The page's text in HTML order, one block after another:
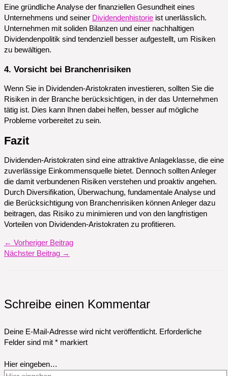
Eine gründliche Analyse der finanziellen Gesundheit eines
Unternehmens und seiner Dividendenhistorie ist unerlässlich.
Unternehmen mit soliden Bilanzen und einer nachhaltigen
Dividendenpolitik sind tendenziell besser aufgestellt, um Risiken
zu bewältigen.
4. Vorsicht bei Branchenrisiken
Wenn Sie in Dividenden-Aristokraten investieren, sollten Sie die
Risiken in der Branche berücksichtigen, in der das Unternehmen
tätig ist. Dies kann Ihnen dabei helfen, besser auf mögliche
Probleme vorbereitet zu sein.
Fazit
Dividenden-Aristokraten sind eine attraktive Anlageklasse, die eine
zuverlässige Einkommensquelle bietet. Dennoch sollten Anleger
die damit verbundenen Risiken verstehen und proaktiv angehen.
Durch Diversifikation, Überwachung, fundamentale Analyse und
die Berücksichtigung von Branchenrisiken können Anleger dazu
beitragen, das Risiko zu minimieren und von den langfristigen
Vorteilen von Dividenden-Aristokraten zu profitieren.
← Vorheriger Beitrag
Nächster Beitrag →
Schreibe einen Kommentar
Deine E-Mail-Adresse wird nicht veröffentlicht. Erforderliche
Felder sind mit * markiert
Hier eingeben…